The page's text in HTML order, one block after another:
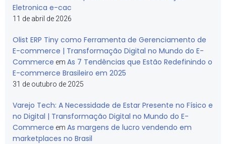
Eletronica e-cac
11 de abril de 2026
Olist ERP Tiny como Ferramenta de Gerenciamento de
E-commerce | Transformação Digital no Mundo do E-
Commerce em As 7 Tendências que Estão Redefinindo o
E-commerce Brasileiro em 2025
31 de outubro de 2025
Varejo Tech: A Necessidade de Estar Presente no Físico e
no Digital | Transformação Digital no Mundo do E-
Commerce em As margens de lucro vendendo em
marketplaces no Brasil